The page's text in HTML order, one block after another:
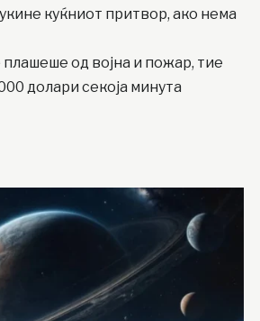
куќниот притвор, ако нема
од војна и пожар, тие
долари секоја минута